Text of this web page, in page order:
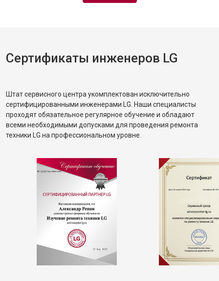
Сертификаты инженеров LG
Штат сервисного центра укомплектован исключительно
сертифицированными инженерами LG. Наши специалисты
проходят обязательное регулярное обучение и обладают
всеми необходимыми допусками для проведения ремонта
техники LG на профессиональном уровне.